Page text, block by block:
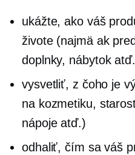
ukážte, ako váš
živote (najmä ak
doplnky, nábytok
vysvetliť, z čoho je
na kozmetiku,
nápoje atď.)
odhaliť, čím sa váš